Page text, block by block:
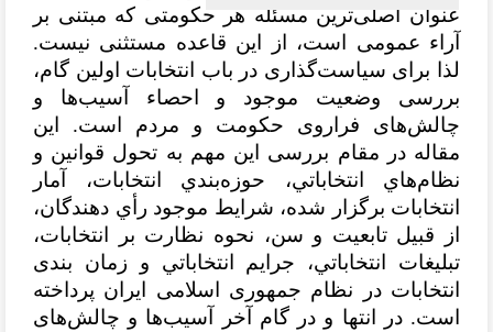
عنوان اصلی‌ترین مسئله هر حکومتی که مبتنی بر
آراء عمومی است، از این قاعده مستثنی نیست.
لذا برای سیاست‌گذاری در باب انتخابات اولین گام،
بررسی وضعیت موجود و احصاء آسیب‌ها و
چالش‌های فراروی حکومت و مردم است.
این
مقاله در مقام بررسی این مهم به تحول قوانين و
نظام‌هاي انتخاباتي، حوزه‌بندي انتخابات، آمار
انتخابات برگزار شده، شرايط موجود رأي دهندگان،
از قبیل تابعيت و سن، نحوه نظارت بر انتخابات،
تبليغات انتخاباتي، جرايم انتخاباتي و زمان بندی
انتخابات در نظام جمهوری اسلامی ایران پرداخته
است. در انتها و در گام آخر آسیب‌ها و چالش‌های